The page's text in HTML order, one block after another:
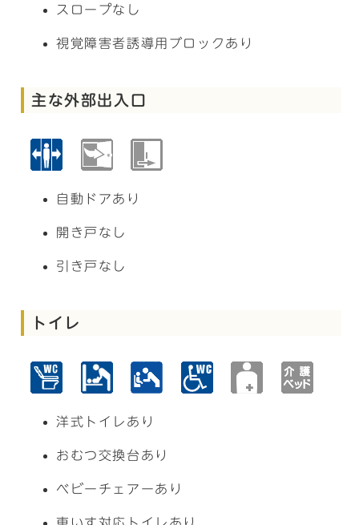
スロープなし
視覚障害者誘導用ブロックあり
主な外部出入口
自動ドアあり
開き戸なし
引き戸なし
トイレ
洋式トイレあり
おむつ交換台あり
ベビーチェアーあり